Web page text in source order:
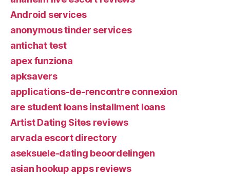
Android services
anonymous tinder services
antichat test
apex funziona
apksavers
applications-de-rencontre connexion
are student loans installment loans
Artist Dating Sites reviews
arvada escort directory
aseksuele-dating beoordelingen
asian hookup apps reviews